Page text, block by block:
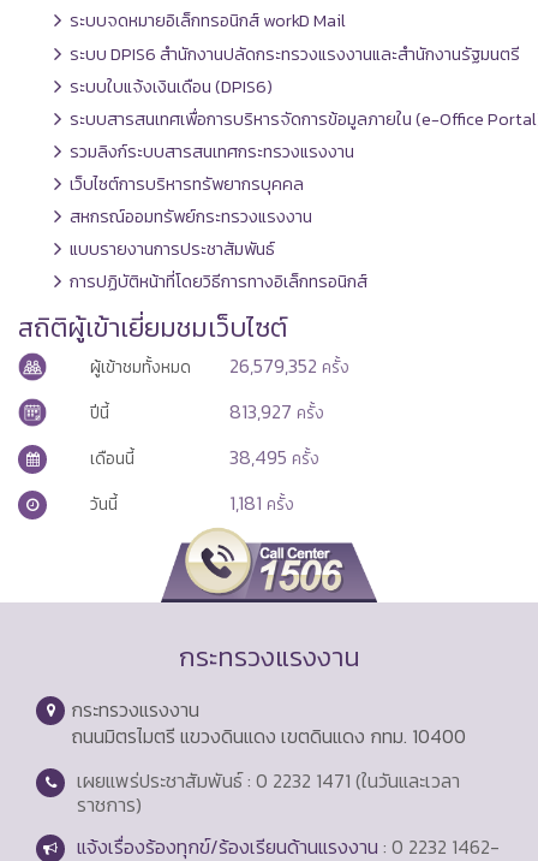
ระบบจดหมายอิเล็กทรอนิกส์ workD Mail
ระบบ DPIS6 สำนักงานปลัดกระทรวงแรงงานและสำนักงานรัฐมนตรี
ระบบใบแจ้งเงินเดือน (DPIS6)
ระบบสารสนเทศเพื่อการบริหารจัดการข้อมูลภายใน (e-Office
รวมลิงก์ระบบสารสนเทศกระทรวงแรงงาน
เว็บไซต์การบริหารทรัพยากรบุคคล
สหกรณ์ออมทรัพย์กระทรวงแรงงาน
แบบรายงานการประชาสัมพันธ์
การปฏิบัติหน้าที่โดยวิธีการทางอิเล็กทรอนิกส์
สถิติผู้เข้าเยี่ยมชมเว็บไซต์
ผู้เข้าชมทั้งหมด 26,579,352 ครั้ง
ปีนี้
813,927 ครั้ง
เดือนนี้
38,495 ครั้ง
วันนี้
1,181 ครั้ง
กระทรวงแรงงาน
กระทรวงแรงงาน
ถนนมิตรไมตรี แขวงดินแดง เขตดินแดง กทม. 10400
เผยแพร่ประชาสัมพันธ์ : 0 2232 1471 (ในวันและเวลา
ราชการ)
แจ้งเรื่องร้องทุกข์/ร้องเรียนด้านแรงงาน : 0 2232 1462-